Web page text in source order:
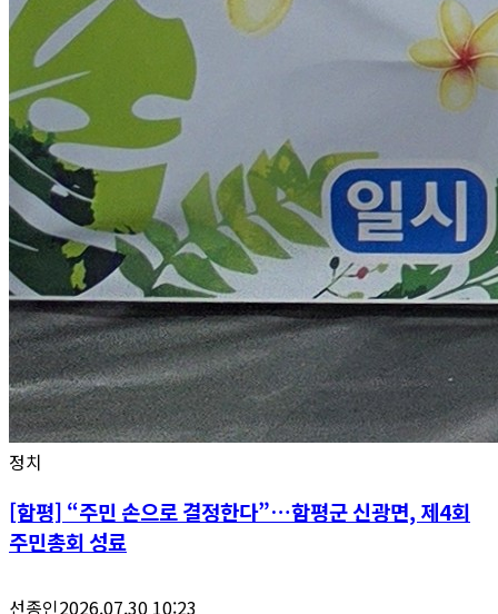
정치
[함평] “주민 손으로 결정한다”…함평군 신광면, 제4회
주민총회 성료
선종인2026.07.30 10:23